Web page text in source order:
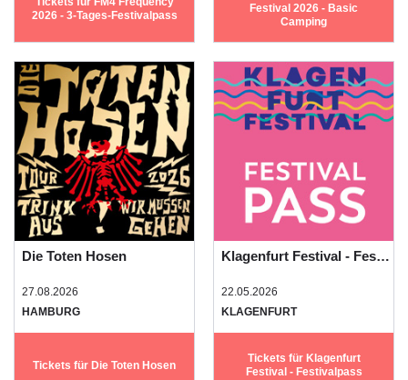
2026 - 3-Tages-Festivalpass
Festival 2026 - Basic
Camping
Die Toten Hosen
27.08.2026
HAMBURG
Tickets für Die Toten Hosen
Klagenfurt Festival - Festivalpass
22.05.2026
KLAGENFURT
Tickets für Klagenfurt
Festival - Festivalpass